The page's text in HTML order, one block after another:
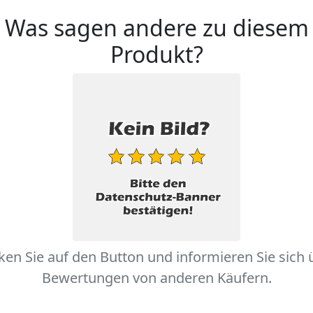
Was sagen andere zu diesem
Produkt?
Sie auf den Button und informieren Sie sich
Bewertungen von anderen Käufern.